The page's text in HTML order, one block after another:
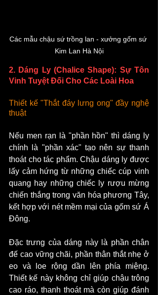
Các mẫu chậu sứ trồng lan - xưởng gốm sứ
Kim Lan Hà Nội
2. Dáng Ly (Chalice Shape): Sự Tôn
Vinh Tuyệt Đối Cho Các Loài Hoa
Thiết kế "Thắt đáy lưng ong" đầy nghệ
thuật
Nếu men rạn là "phần hồn" thì dáng ly
chính là "phần xác" tạo nên sự thanh
thoát cho tác phẩm. Chậu dáng ly được
lấy cảm hứng từ những chiếc cúp vinh
quang hay những chiếc ly rượu mừng
chiến thắng trong văn hóa phương Tây,
kết hợp với nét mềm mại của gốm sứ Á
Đông.
Đặc trưng của dáng này là phần chân
đế cao vững chãi, phần thân thắt nhẹ ở
eo và loe rộng dần lên phía miệng.
Thiết kế này không chỉ giúp chậu trông
cao ráo, thanh thoát mà còn giúp đánh